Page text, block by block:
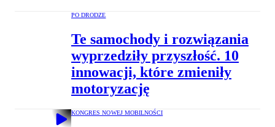
PO DRODZE
Te samochody i rozwiązania
wyprzedziły przyszłość. 10
innowacji, które zmieniły
motoryzację
KONGRES NOWEJ MOBILNOŚCI